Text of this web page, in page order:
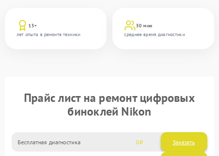
13+
лет опыта в ремонте техники
30 мин
среднее время диагностики
Прайс лист на ремонт цифровых
биноклей Nikon
Бесплатная диагностика 0 Заказать